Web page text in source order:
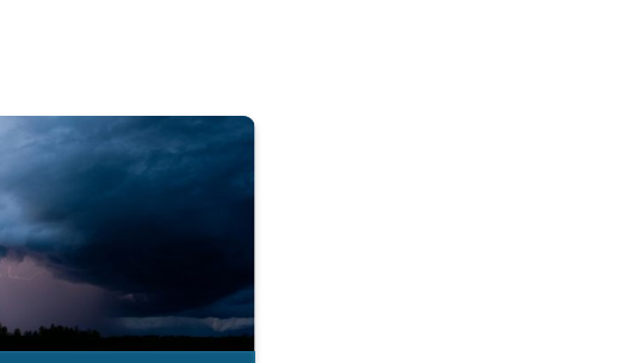
počas búrky?. Prehľadná infografika. . .